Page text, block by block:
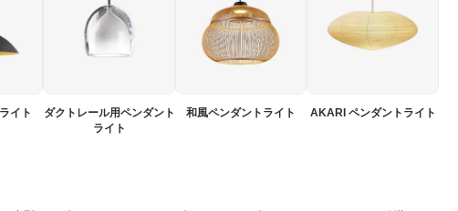
イト
ダクトレール用ペンダント
ライト
和風ペンダントライト AKARI ペンダントライト